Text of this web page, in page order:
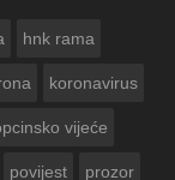
hnk rama
koronavirus
vijeće
povijest prozor